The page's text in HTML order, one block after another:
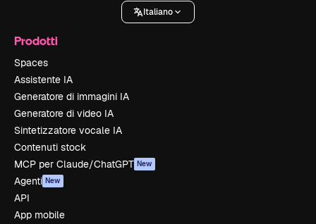
Italiano
Prodotti
Spaces
Assistente IA
Generatore di immagini IA
Generatore di video IA
Sintetizzatore vocale IA
Contenuti stock
MCP per Claude/ChatGPT New
Agenti New
API
App mobile